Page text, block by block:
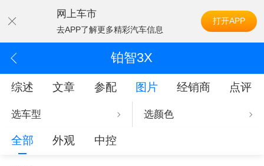
网上车市
去APP了解更多精彩汽车信息
打开APP
铂智3X
综述 文章 参配 图片 经销商 点评
选车型 选颜色
全部 外观 中控